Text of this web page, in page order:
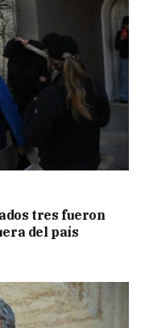
tres fueron
del país